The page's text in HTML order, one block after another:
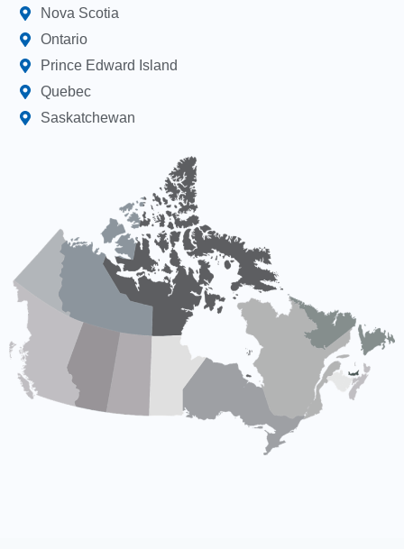
Nova Scotia
Ontario
Prince Edward Island
Quebec
Saskatchewan